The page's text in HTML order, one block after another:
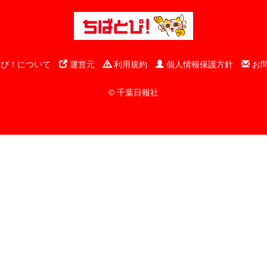
！について 運営元 利用規約 個人情報保護方針 お
© 千葉日報社